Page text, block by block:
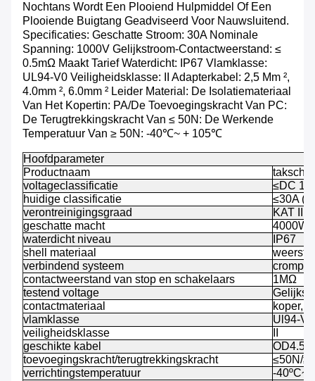
Nochtans Wordt Een Plooiend Hulpmiddel Of Een
Plooiende Buigtang Geadviseerd Voor Nauwsluitend.
Specificaties: Geschatte Stroom: 30A Nominale
Spanning: 1000V Gelijkstroom-Contactweerstand: ≤
0.5mΩ Maakt Tarief Waterdicht: IP67 Vlamklasse:
UL94-V0 Veiligheidsklasse: II Adapterkabel: 2,5 Mm ²,
4.0mm ², 6.0mm ² Leider Material: De Isolatiemateriaal
Van Het Kopertin: PA/de Toevoegingskracht Van PC:
De Terugtrekkingskracht Van ≤ 50N: De Werkende
Temperatuur Van ≥ 50N: -40℃~ + 105℃
Hoofdparameter
Productnaam
voltageclassificatie
≤DC
huidige classificatie
≤30A
verontreinigingsgraad
KAT III/2
geschatte macht
4000W
waterdicht niveau
IP67
shell materiaal
verbindend systeem
cromp
contactweerstand van stop en schakelaars
1MΩ
testend voltage
contactmateriaal
koper,
vlamklasse
Ul94-
veiligheidsklasse
geschikte kabel
OD4.5-
toevoegingskracht/terugtrekkingskracht
≤50N/
verrichtingstemperatuur
-